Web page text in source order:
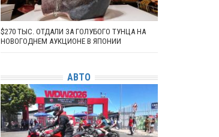
$270 ТЫС. ОТДАЛИ ЗА ГОЛУБОГО ТУНЦА НА
НОВОГОДНЕМ АУКЦИОНЕ В ЯПОНИИ
АВТО